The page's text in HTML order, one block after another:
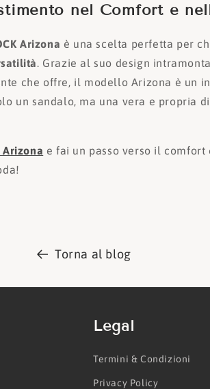
nel Comfort e
Arizona è una scelta perfetta per
. Grazie al suo design
che offre, il modello Arizona è un
un sandalo, ma una vera e propria
Arizona e fai un passo verso il comfort
Torna al blog
Legal
Termini & Condizioni
Privacy Policy